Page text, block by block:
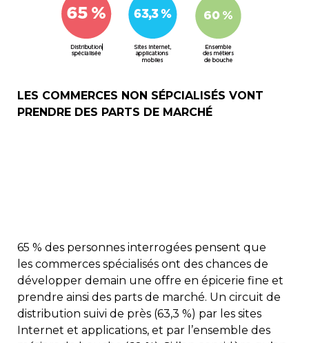
LES COMMERCES NON SÉPCIALISÉS VONT
PRENDRE DES PARTS DE MARCHÉ
65 % des personnes interrogées pensent que
les commerces spécialisés ont des chances de
développer demain une offre en épicerie fine et
prendre ainsi des parts de marché. Un circuit de
distribution suivi de près (63,3 %) par les sites
Internet et applications, et par l’ensemble des